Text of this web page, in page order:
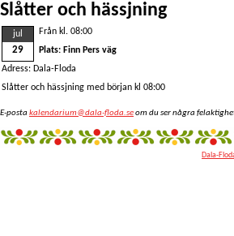
Slåtter och hässjning
jul
29
Från kl. 08:00
Plats: Finn Pers väg
Adress: Dala-Floda
Slåtter och hässjning med början kl 08:00
E-postakalendarium@dala-floda.seom du ser några
Dala-